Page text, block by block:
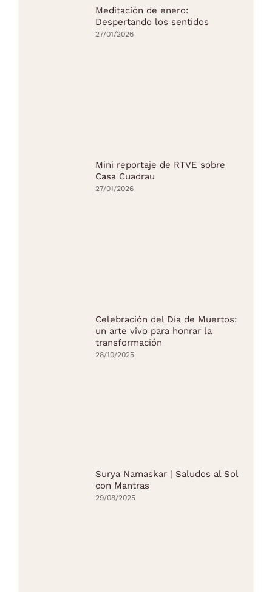
Meditación de enero:
Despertando los sentidos
27/01/2026
Mini reportaje de RTVE sobre
Casa Cuadrau
27/01/2026
Celebración del Día de Muertos:
un arte vivo para honrar la
transformación
28/10/2025
Surya Namaskar | Saludos al Sol
con Mantras
29/08/2025